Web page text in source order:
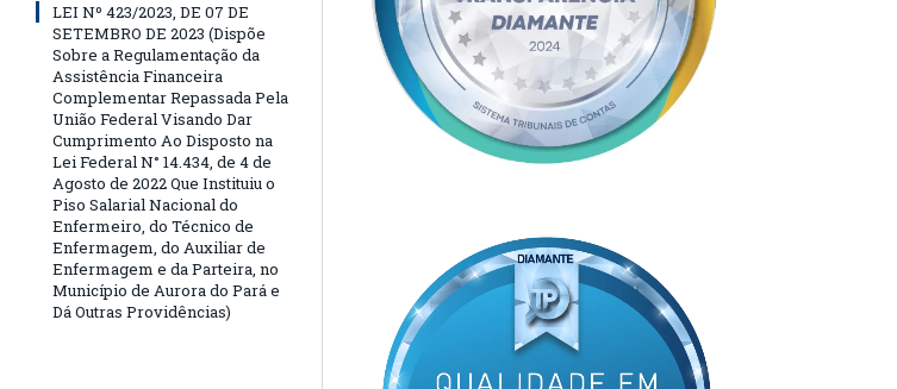
LEI Nº 423/2023, DE 07 DE
SETEMBRO DE 2023 (Dispõe
Sobre a Regulamentação da
Assistência Financeira
Complementar Repassada Pela
União Federal Visando Dar
Cumprimento Ao Disposto na
Lei Federal N° 14.434, de 4 de
Agosto de 2022 Que Instituiu o
Piso Salarial Nacional do
Enfermeiro, do Técnico de
Enfermagem, do Auxiliar de
Enfermagem e da Parteira, no
Município de Aurora do Pará e
Dá Outras Providências)